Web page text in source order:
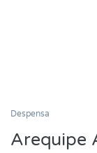
Despensa
Arequipe